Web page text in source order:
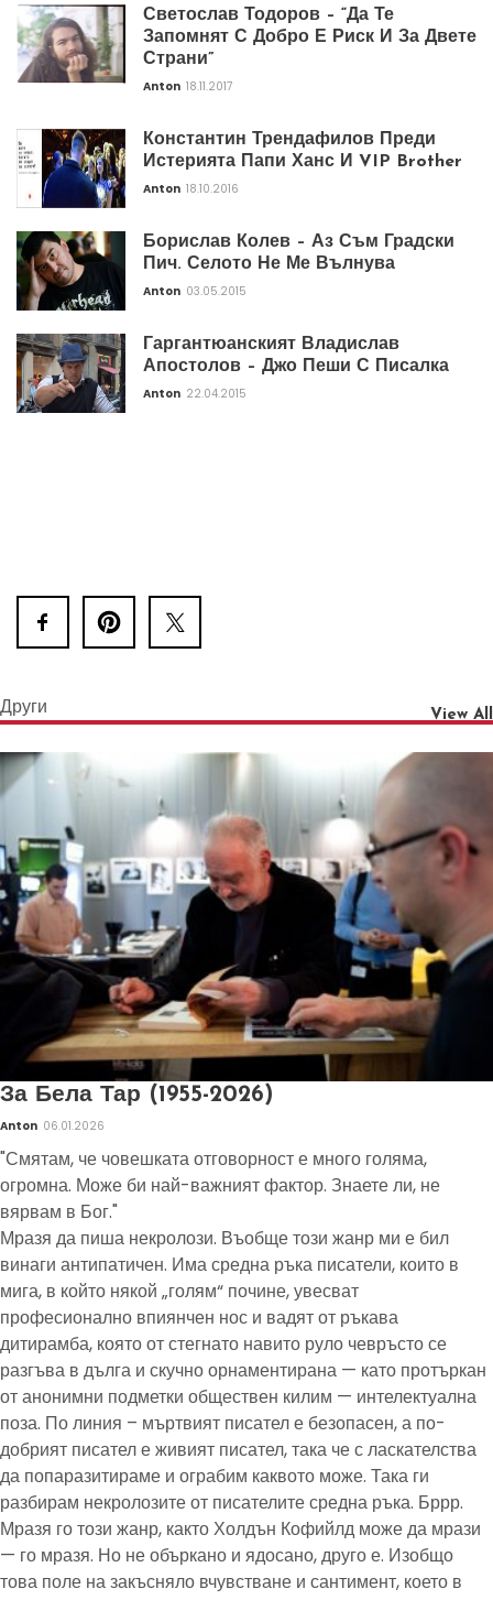
Светослав Тодоров – “Да Те
Запомнят С Добро Е Риск И За Двете
Страни”
Anton 18.11.2017
Константин Трендафилов Преди
Истерията Папи Ханс И VIP Brother
Anton 18.10.2016
Борислав Колев – Аз Съм Градски
Пич. Селото Не Ме Вълнува
Anton 03.05.2015
Гаргантюанският Владислав
Апостолов – Джо Пеши С Писалка
Anton 22.04.2015
Други View All
За Бела Тар (1955-2026)
Anton 06.01.2026
"Смятам, че човешката отговорност е много голяма,
огромна. Може би най-важният фактор. Знаете ли, не
вярвам в Бог."
Мразя да пиша некролози. Въобще този жанр ми е бил
винаги антипатичен. Има средна ръка писатели, които в
мига, в който някой „голям“ почине, увесват
професионално впиянчен нос и вадят от ръкава
дитирамба, която от стегнато навито руло чевръсто се
разгъва в дълга и скучно орнаментирана — като протъркан
от анонимни подметки обществен килим — интелектуална
поза. По линия – мъртвият писател е безопасен, а по-
добрият писател е живият писател, така че с ласкателства
да попаразитираме и ограбим каквото може. Така ги
разбирам некролозите от писателите средна ръка. Бррр.
Мразя го този жанр, както Холдън Кофийлд може да мрази
— го мразя. Но не объркано и ядосано, друго е. Изобщо
това поле на закъсняло вчувстване и сантимент, което в